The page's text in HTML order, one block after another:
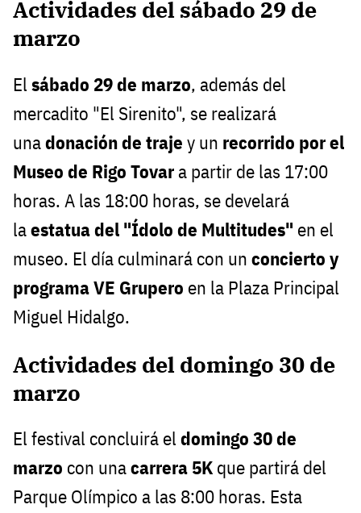
Actividades del sábado 29 de
marzo
El sábado 29 de marzo, además del
mercadito "El Sirenito", se realizará
unadonación de traje y un recorrido por el
Museo de Rigo Tovar a partir de las 17:00
horas. A las 18:00 horas, se develará
laestatua del "Ídolo de Multitudes" en el
museo. El día culminará con un concierto y
programa VE Grupero en la Plaza Principal
Miguel Hidalgo.
Actividades del domingo 30 de
marzo
El festival concluirá el domingo 30 de
marzo con unacarrera 5K que partirá del
Parque Olímpico a las 8:00 horas. Esta